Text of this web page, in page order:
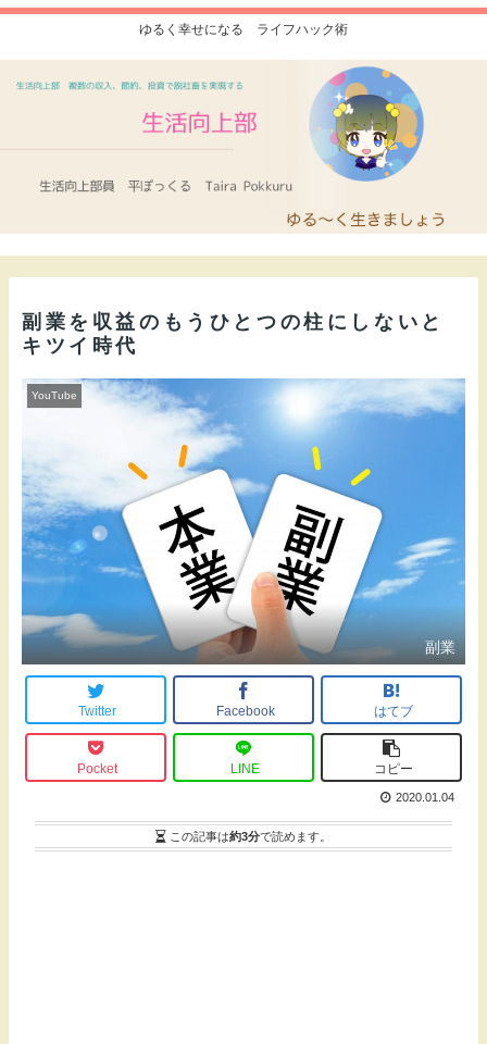
ゆるく幸せになる ライフハック術
副業を収益のもうひとつの柱にしないと
キツイ時代
YouTube
副業
Twitter Facebook はてブ
Pocket LINE コピー
2020.01.04
この記事は約3分で読めます。